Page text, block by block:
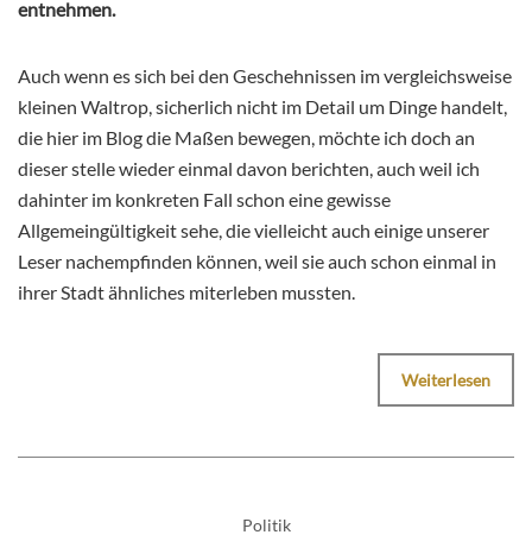
entnehmen.
Auch wenn es sich bei den Geschehnissen im vergleichsweise
kleinen Waltrop, sicherlich nicht im Detail um Dinge handelt,
die hier im Blog die Maßen bewegen, möchte ich doch an
dieser stelle wieder einmal davon berichten, auch weil ich
dahinter im konkreten Fall schon eine gewisse
Allgemeingültigkeit sehe, die vielleicht auch einige unserer
Leser nachempfinden können, weil sie auch schon einmal in
ihrer Stadt ähnliches miterleben mussten.
Weiterlesen
Politik